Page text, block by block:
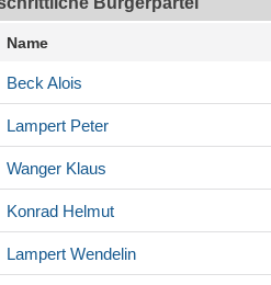
Name
Beck Alois
Lampert Peter
Wanger Klaus
Konrad Helmut
Lampert Wendelin